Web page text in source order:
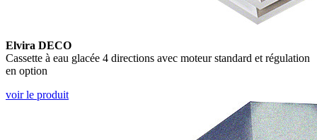
Elvira DECO
Cassette à eau glacée 4 directions avec moteur standard et régulation
en option
voir le produit